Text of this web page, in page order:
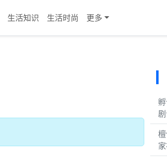
生活知识 生活时尚 更多